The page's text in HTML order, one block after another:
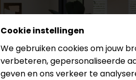
Cookie instellingen
We gebruiken cookies om jouw
verbeteren, gepersonaliseerde
geven en ons verkeer te